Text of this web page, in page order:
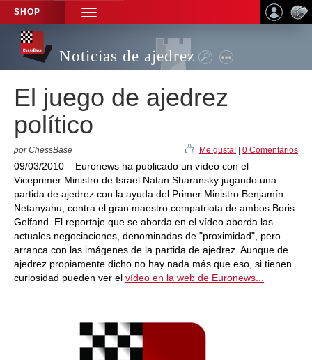
SHOP
TOGGLE
NAVIGATION
Noticias de ajedrez
El juego de ajedrez
político
por ChessBase Me gusta! 0 Comentarios
09/03/2010 – Euronews ha publicado un vídeo con el
Viceprimer Ministro de Israel Natan Sharansky jugando una
partida de ajedrez con la ayuda del Primer Ministro Benjamín
Netanyahu, contra el gran maestro compatriota de ambos Boris
Gelfand. El reportaje que se aborda en el vídeo aborda las
actuales negociaciones, denominadas de "proximidad", pero
arranca con las imágenes de la partida de ajedrez. Aunque de
ajedrez propiamente dicho no hay nada más que eso, si tienen
curiosidad pueden ver el vídeo en la web de Euronews...